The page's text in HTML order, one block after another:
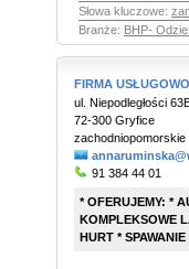
Słowa kluczowe:
Branże: BHP-
FIRMA
ul. Niepodległości
72-300 Gryfice
zachodniopomorskie
91 384 44 01
* OFERUJEMY: *
KOMPLEKSOWE
HURT *